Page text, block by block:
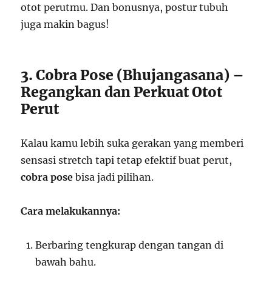
otot perutmu. Dan bonusnya, postur tubuh
juga makin bagus!
3. Cobra Pose (Bhujangasana) –
Regangkan dan Perkuat Otot
Perut
Kalau kamu lebih suka gerakan yang memberi
sensasi stretch tapi tetap efektif buat perut,
cobra pose bisa jadi pilihan.
Cara melakukannya:
Berbaring tengkurap dengan tangan di
bawah bahu.